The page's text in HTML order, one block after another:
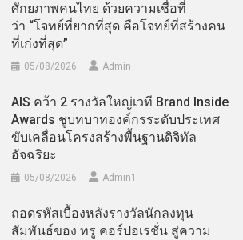
ศักยภาพคนไทย ด้วยความเชื่อที่
ว่า “โจทย์ที่ยากที่สุด คือโจทย์ที่สร้างคน
ที่เก่งที่สุด”
05/08/2026 Admin
AIS คว้า 2 รางวัลใหญ่เวที Brand Inside
Awards ชูบทบาทองค์กรระดับประเทศ
ขับเคลื่อนโครงสร้างพื้นฐานดิจิทัล
อัจฉริยะ
05/08/2026 Admin​1
ถอดรหัสเบื้องหลังรางวัลนักลงทุน
สัมพันธ์ของ ทรู คอร์ปอเรชั่น สู่ความ